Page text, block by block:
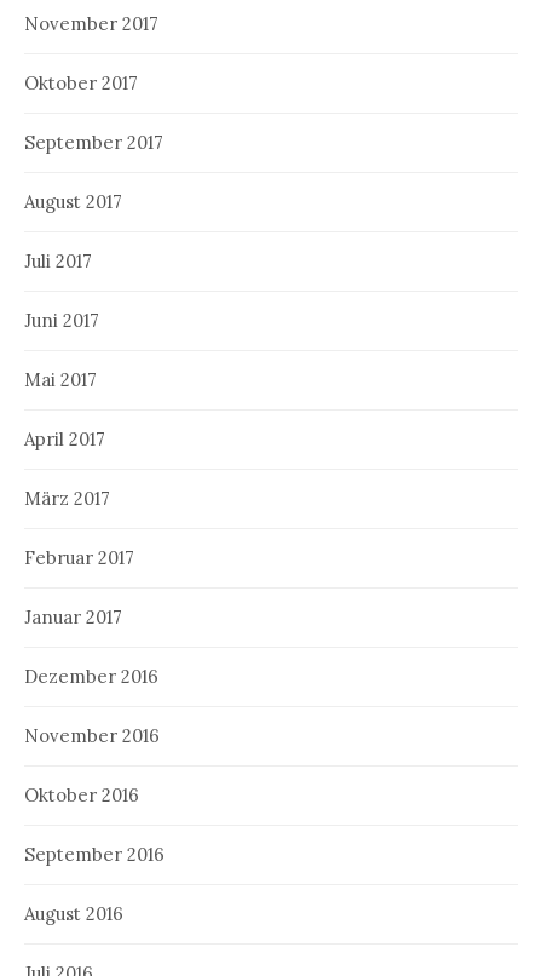
November 2017
Oktober 2017
September 2017
August 2017
Juli 2017
Juni 2017
Mai 2017
April 2017
März 2017
Februar 2017
Januar 2017
Dezember 2016
November 2016
Oktober 2016
September 2016
August 2016